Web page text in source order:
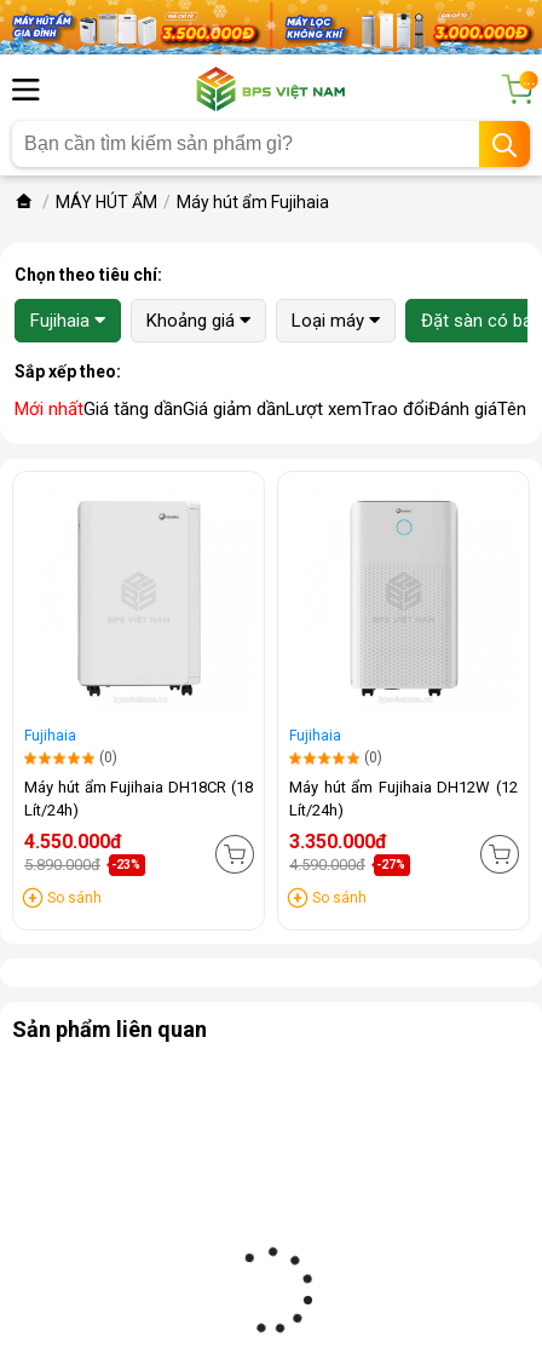
...
MÁY HÚT ẨM Máy hút ẩm Fujihaia
Chọn theo tiêu chí:
Fujihaia Khoảng giá Loại máy Đặt sàn có
Sắp xếp theo:
Mới nhấtGiá tăng dầnGiá giảm dầnLượt xemTrao đổiĐánh giáTên
Fujihaia
(0)
Máy hút ẩm Fujihaia DH18CR (18
Lít/24h)
4.550.000đ
5.890.000đ -23%
So sánh
Fujihaia
(0)
Máy hút ẩm Fujihaia DH12W (12
Lít/24h)
3.350.000đ
4.590.000đ -27%
So sánh
Sản phẩm liên quan